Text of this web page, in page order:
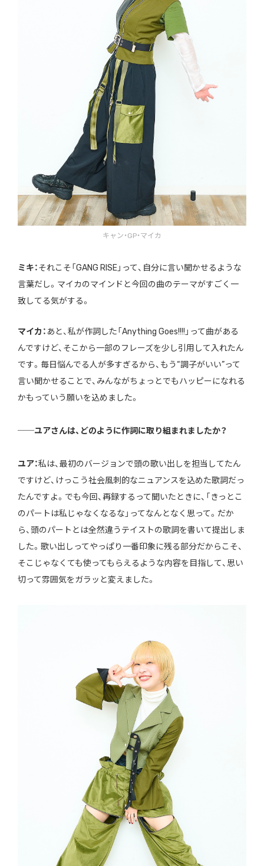
キャン・GP・マイカ
ミキ：それこそ「GANG RISE」って、自分に言い聞かせるような
言葉だし。マイカのマインドと今回の曲のテーマがすごく一
致してる気がする。
マイカ： あと、私が作詞した「Anything Goes!!!!」って曲がある
んですけど、そこから一部のフレーズを少し引用して入れたん
です。毎日悩んでる人が多すぎるから、もう“調子がいい”って
言い聞かせることで、みんながちょっとでもハッピーになれる
かもっていう願いを込めました。
──ユアさんは、どのように作詞に取り組まれましたか？
ユア：私は、最初のバージョンで頭の歌い出しを担当してたん
ですけど、けっこう社会風刺的なニュアンスを込めた歌詞だっ
たんですよ。でも今回、再録するって聞いたときに、「きっとこ
のパートは私じゃなくなるな」ってなんとなく思って。だか
ら、頭のパートとは全然違うテイストの歌詞を書いて提出しま
した。歌い出しってやっぱり一番印象に残る部分だからこそ、
そこじゃなくても使ってもらえるような内容を目指して、思い
切って雰囲気をガラッと変えました。